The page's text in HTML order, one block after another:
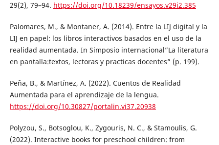
29(2), 79–94. https://doi.org/10.18239/ensayos.v29i2.385
Palomares, M., & Montaner, A. (2014). Entre la LIJ digital y la
LIJ en papel: los libros interactivos basados en el uso de la
realidad aumentada. In Simposio internacional”La literatura
en pantalla:textos, lectoras y practicas docentes” (p. 199).
Peña, B., & Martínez, A. (2022). Cuentos de Realidad
Aumentada para el aprendizaje de la lengua.
https://doi.org/10.30827/portalin.vi37.20938
Polyzou, S., Botsoglou, K., Zygouris, N. C., & Stamoulis, G.
(2022). Interactive books for preschool children: from